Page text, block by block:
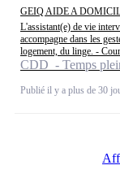
GEIQ AIDE A
L'assistant(e) de vie
accompagne dans les
logement, du linge. -
CDD - Temps
Publié il y a plus de 30